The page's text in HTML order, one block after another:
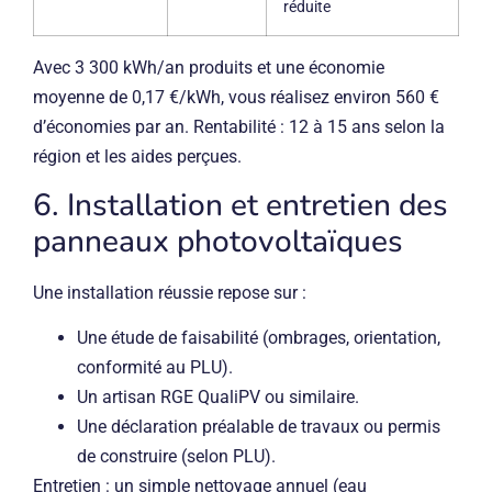
réduite
Avec 3 300 kWh/an produits et une économie
moyenne de 0,17 €/kWh, vous réalisez environ 560 €
d’économies par an. Rentabilité : 12 à 15 ans selon la
région et les aides perçues.
6. Installation et entretien des
panneaux photovoltaïques
Une installation réussie repose sur :
Une étude de faisabilité (ombrages, orientation,
conformité au PLU).
Un artisan RGE QualiPV ou similaire.
Une déclaration préalable de travaux ou permis
de construire (selon PLU).
Entretien : un simple nettoyage annuel (eau